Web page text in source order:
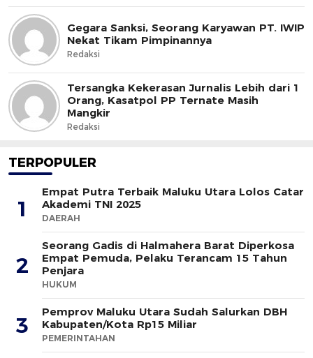
Gegara Sanksi, Seorang Karyawan PT. IWIP
Nekat Tikam Pimpinannya
Redaksi
Tersangka Kekerasan Jurnalis Lebih dari 1
Orang, Kasatpol PP Ternate Masih
Mangkir
Redaksi
TERPOPULER
1
Empat Putra Terbaik Maluku Utara Lolos Catar
Akademi TNI 2025
DAERAH
2
Seorang Gadis di Halmahera Barat Diperkosa
Empat Pemuda, Pelaku Terancam 15 Tahun
Penjara
HUKUM
3
Pemprov Maluku Utara Sudah Salurkan DBH
Kabupaten/Kota Rp15 Miliar
PEMERINTAHAN